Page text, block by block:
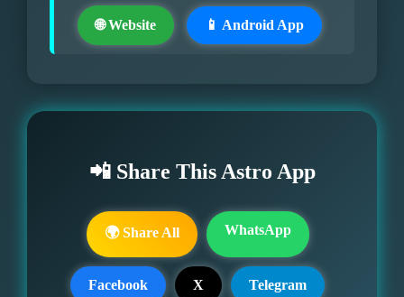
🌐 Website 📱 Android App
📲 Share This Astro App
🌍 Share All WhatsApp
Facebook X Telegram